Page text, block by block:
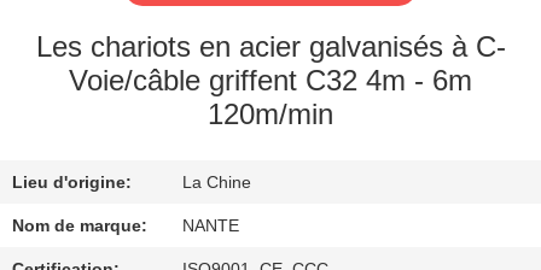
VISITE
CONTRÔLE
DE
Les chariots en acier galvanisés à C-
Voie/câble griffent C32 4m - 6m
120m/min
Lieu d'origine: La Chine
Nom de marque: NANTE